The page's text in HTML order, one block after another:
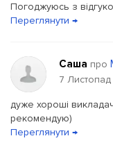
Погоджуюсь з
Переглянути →
Саша про
7 Листопад
дуже хороші
рекомендую)
Переглянути →